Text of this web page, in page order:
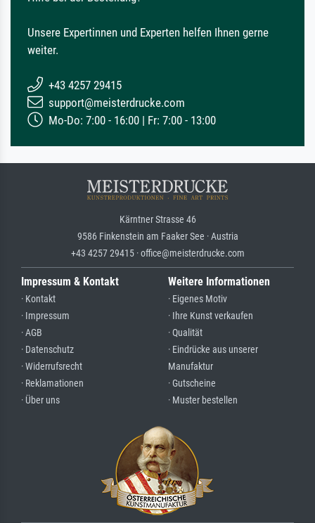
Unsere Expertinnen und Experten helfen Ihnen gerne
weiter.
+43 4257 29415
support@meisterdrucke.com
Mo-Do: 7:00 - 16:00 | Fr: 7:00 - 13:00
Kärntner Strasse 46
9586 Finkenstein am Faaker See · Austria
+43 4257 29415 · office@meisterdrucke.com
Impressum & Kontakt
· Kontakt
· Impressum
· AGB
· Datenschutz
· Widerrufsrecht
· Reklamationen
· Über uns
Weitere Informationen
· Eigenes Motiv
· Ihre Kunst verkaufen
· Qualität
· Eindrücke aus unserer
Manufaktur
· Gutscheine
· Muster bestellen